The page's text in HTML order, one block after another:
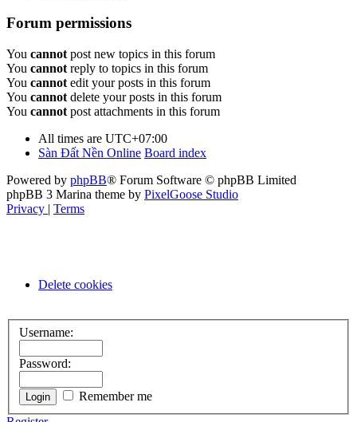
Forum permissions
You cannot post new topics in this forum
You cannot reply to topics in this forum
You cannot edit your posts in this forum
You cannot delete your posts in this forum
You cannot post attachments in this forum
All times are UTC+07:00
Sàn Đất Nền Online Board index
Powered by phpBB® Forum Software © phpBB Limited
phpBB 3 Marina theme by PixelGoose Studio
Privacy | Terms
Delete cookies
Username:
Password:
Remember me